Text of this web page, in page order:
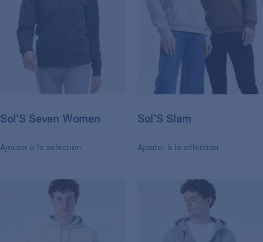
Sol’S Seven Women
Ajouter à la sélection
Sol’S Slam
Ajouter à la sélection